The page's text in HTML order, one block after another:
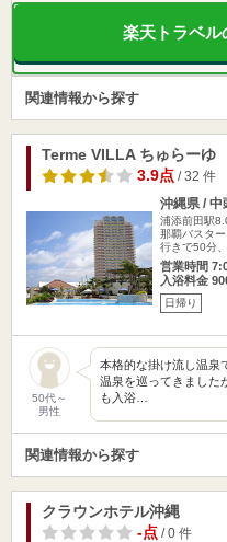
楽天トラベル
関連情報から探す
Terme VILLA ちゅらーゆ
3.9点/ 32 件
沖縄県 / 中
浦添前田駅
那覇バスタ
行きで50分
営業時間
入浴料金
日帰り
50代～
男性
本格的な掛け流し温泉
温泉を巡ってきました
も入浴…
関連情報から探す
クラウンホテル沖縄
-点/ 0 件